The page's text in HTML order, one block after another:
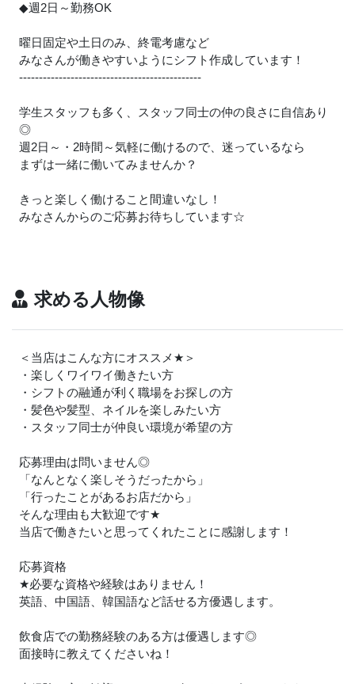
◆週2日～勤務OK
曜日固定や土日のみ、終電考慮など
みなさんが働きやすいようにシフト作成しています！
----------------------------------------------
学生スタッフも多く、スタッフ同士の仲の良さに自信あり
◎
週2日～・2時間～気軽に働けるので、迷っているなら
まずは一緒に働いてみませんか？
きっと楽しく働けること間違いなし！
みなさんからのご応募お待ちしています☆
求める人物像
＜当店はこんな方にオススメ ★ ＞
・楽しくワイワイ働きたい方
・シフトの融通が利く職場をお探しの方
・髪色や髪型、ネイルを楽しみたい方
・スタッフ同士が仲良い環境が希望の方
応募理由は問いません◎
「なんとなく楽しそうだったから」
「行ったことがあるお店だから」
そんな理由も大歓迎です★
当店で働きたいと思ってくれたことに感謝します！
応募資格
★必要な資格や経験はありません！
英語、中国語、韓国語など話せる方優遇します。
飲食店での勤務経験のある方は優遇します◎
面接時に教えてくださいね！